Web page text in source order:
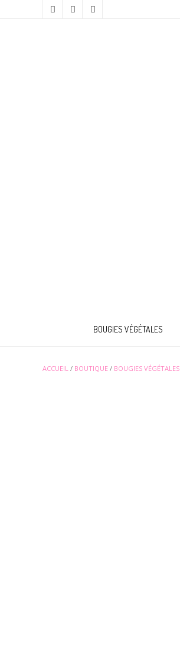
BOUGIES VÉGÉTALES
ACCUEIL / BOUTIQUE / BOUGIES VÉGÉTALES